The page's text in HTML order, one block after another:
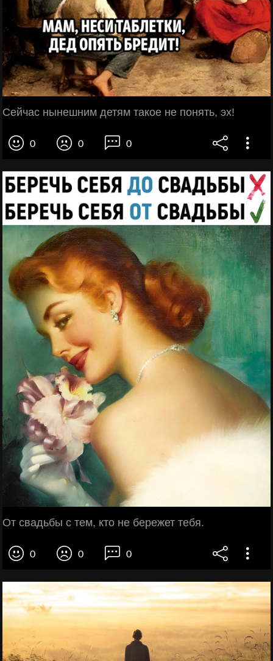
Сейчас нынешним детям такое не понять, эх!
0 0 0
От свадьбы с тем, кто не бережет тебя.
0 0 0